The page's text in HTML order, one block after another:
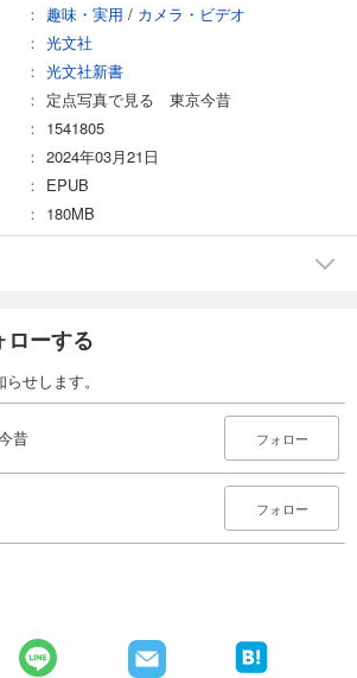
趣味・実用 / カメラ・ビデオ
光文社
光文社新書
定点写真で見る 東京今昔
1541805
2024年03月21日
EPUB
180MB
ローする
せします。
昔 フォロー
フォロー